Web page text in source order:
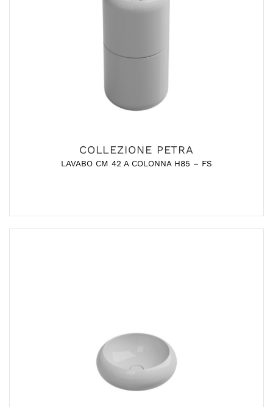
COLLEZIONE PETRA
LAVABO CM 42 A COLONNA H85 – FS